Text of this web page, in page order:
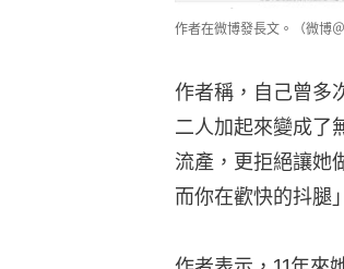
作者在微博發長文。（微博
作者稱，自己曾多
二人加起來變成了
流產，更拒絕讓她
而你在歡快的抖腿